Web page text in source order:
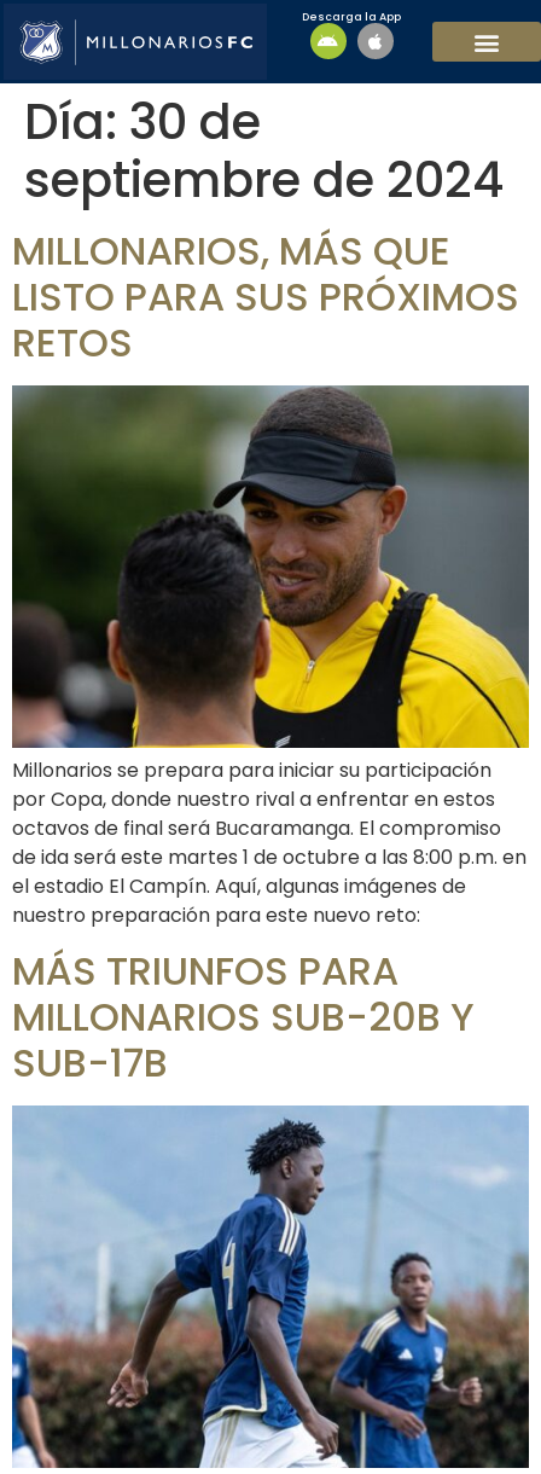
Descarga la App
Día: 30 de
septiembre de 2024
MILLONARIOS, MÁS QUE
LISTO PARA SUS PRÓXIMOS
RETOS
Millonarios se prepara para iniciar su participación
por Copa, donde nuestro rival a enfrentar en estos
octavos de final será Bucaramanga. El compromiso
de ida será este martes 1 de octubre a las 8:00 p.m. en
el estadio El Campín. Aquí, algunas imágenes de
nuestro preparación para este nuevo reto:
MÁS TRIUNFOS PARA
MILLONARIOS SUB-20B Y
SUB-17B